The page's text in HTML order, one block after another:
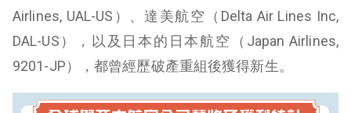
Airlines, UAL-US）、達美航空（Delta Air Lines Inc,
DAL-US），以及日本的日本航空（Japan Airlines,
9201-JP），都曾經歷破產重組後獲得新生。